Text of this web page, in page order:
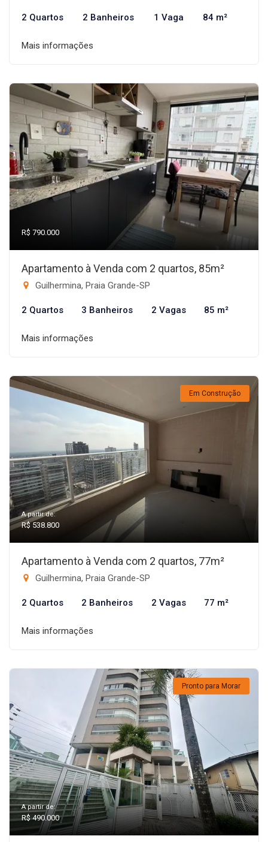
2 Quartos 2 Banheiros 1 Vaga 84 m²
Mais informações
R$ 790.000
Apartamento à Venda com 2 quartos, 85m²
Guilhermina, Praia Grande-SP
2 Quartos 3 Banheiros 2 Vagas 85 m²
Mais informações
Em Construção
A partir de:
R$ 538.800
Apartamento à Venda com 2 quartos, 77m²
Guilhermina, Praia Grande-SP
2 Quartos 2 Banheiros 2 Vagas 77 m²
Mais informações
Pronto para Morar
A partir de:
R$ 490.000